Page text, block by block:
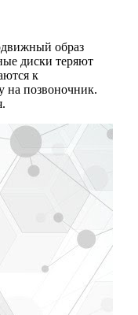
образ
диски теряют
к
на позвоночник.